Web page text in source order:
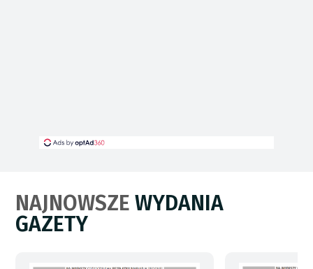
NAJNOWSZEWYDANIA
GAZETY